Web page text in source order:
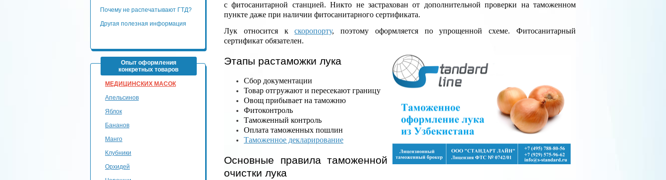
Почему не распечатывают ГТД?
Другая полезная информация
Опыт оформления
конкретных товаров
МЕДИЦИНСКИХ МАСОК
Апельсинов
Яблок
Бананов
Манго
Клубники
Орхидей
с фитосанитарной станцией. Никто не застрахован от дополнительной проверки на таможенном
пункте даже при наличии фитосанитарного сертификата.
Лук относится кскоропорту, поэтому оформляется по упрощенной схеме. Фитосанитарный
сертификат обязателен.
Этапы растаможки лука
Сбор документации
Товар отгружают и пересекают границу
Овощ прибывает на таможню
Фитоконтроль
Таможенный контроль
Оплата таможенных пошлин
Таможенное декларирование
Основные правила таможенной
очистки лука